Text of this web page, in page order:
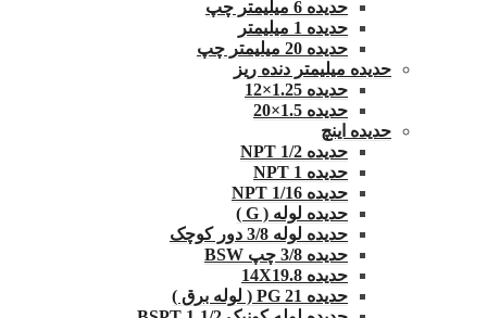
حدیده 6 میلیمتر چپ
حدیده 1 میلیمتر
حدیده 20 میلیمتر چپ
حدیده میلیمتر دنده ریز
حدیده 1.25×12
حدیده 1.5×20
حدیده اینچ
حدیده 1/2 NPT
حدیده NPT 1
حدیده 1/16 NPT
حدیده لوله ( G )
حدیده لوله 3/8 دور کوچک
حدیده 3/8 چپ BSW
حدیده 14X19.8
حدیده 21 PG ( لوله برق )